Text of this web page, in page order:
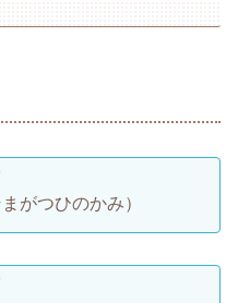
がつひのかみ）